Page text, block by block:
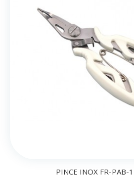
PINCE INOX FR-PAB-